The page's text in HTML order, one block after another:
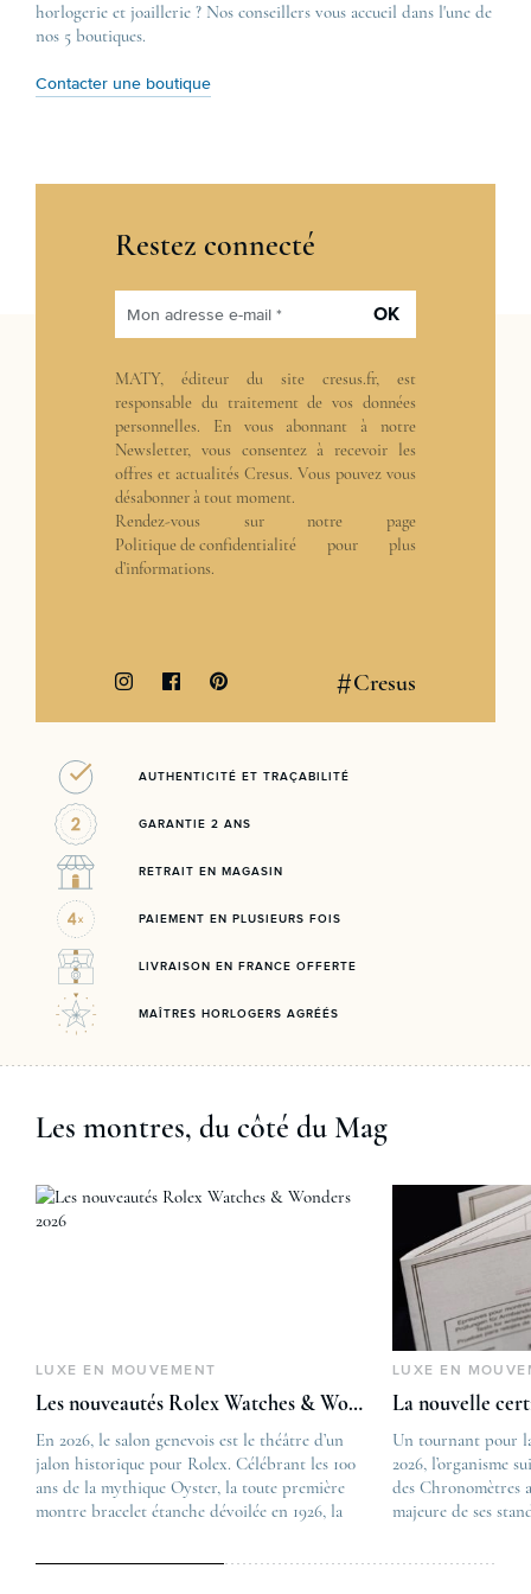
horlogerie et joaillerie ? Nos conseillers vous accueil dans l'une de
nos 5 boutiques.
Contacter une boutique
Restez connecté
Mon adresse e-mail * OK
MATY, éditeur du site cresus.fr, est
responsable du traitement de vos données
personnelles. En vous abonnant à notre
Newsletter, vous consentez à recevoir les
offres et actualités Cresus. Vous pouvez vous
désabonner à tout moment.
Rendez-vous sur notre page
Politique de confidentialité pour plus
d’informations.
#Cresus
AUTHENTICITÉ ET TRAÇABILITÉ
GARANTIE 2 ANS
RETRAIT EN MAGASIN
PAIEMENT EN PLUSIEURS FOIS
LIVRAISON EN FRANCE OFFERTE
MAÎTRES HORLOGERS AGRÉÉS
Les montres, du côté du Mag
LUXE EN MOUVEMENT
Les nouveautés Rolex Watches & Wonders 2026
En 2026, le salon genevois est le théâtre d’un
jalon historique pour Rolex. Célébrant les 100
ans de la mythique Oyster, la toute première
montre bracelet étanche dévoilée en 1926, la
commémorative alliant héritage patrimonial et
The post
Les nouveautés
first appeared on
Lovetime
LUXE EN
La nouvelle
Un tournant pour
2026, l’organisme
des Chronomètres
majeure de ses
Chronometer”,